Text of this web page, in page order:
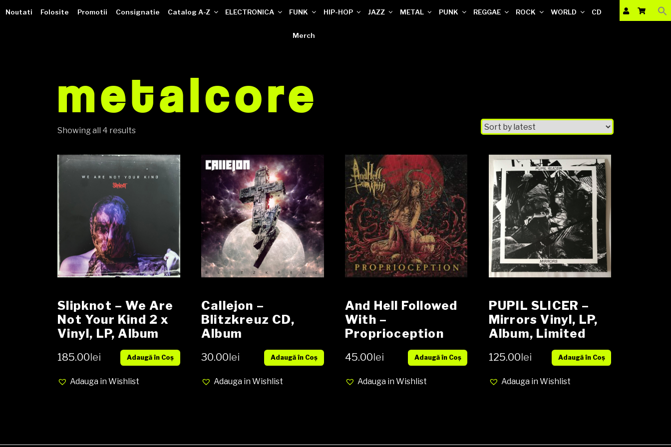
VINILOTECA
Noutati Folosite Promotii Consignatie Catalog A-Z ELECTRONICA FUNK HIP-HOP JAZZ METAL PUNK REGGAE ROCK WORLD CD
Merch
metalcore
Showing all 4 results
Slipknot – We Are
Not Your Kind 2 x
Vinyl, LP, Album
185.00lei Adaugă în Coș
Adauga in Wishlist
Callejon –
Blitzkreuz CD,
Album
30.00lei Adaugă în Coș
Adauga in Wishlist
And Hell Followed
With –
Proprioception
CD, Album,
Limited Edition,
Digipak media VG+
cover VG
45.00lei Adaugă în Coș
Adauga in Wishlist
PUPIL SLICER –
Mirrors Vinyl, LP,
Album, Limited
Edition NOU
125.00lei Adaugă în Coș
Adauga in Wishlist